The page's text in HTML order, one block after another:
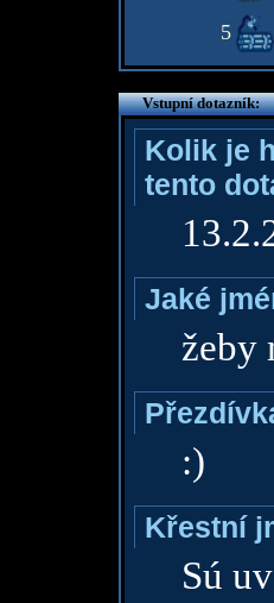
5
Vstupní dotazník:
Kolik je
tento
Jaké
žeby
:)
Křestní
Sú